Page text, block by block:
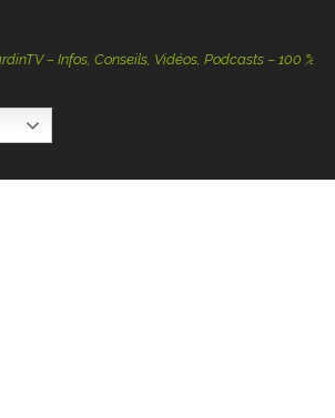
– Infos, Conseils, Vidéos, Podcasts – 100 % Nature